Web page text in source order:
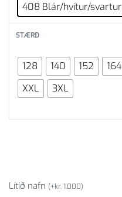
408 Blár/hvítur/svartur
STÆRÐ
128 140 152 164
XXL
3XL
Lítið nafn (+kr.1.000)